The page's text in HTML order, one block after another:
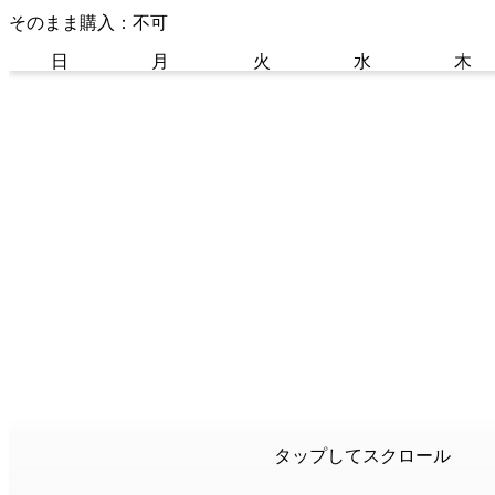
そのまま購入：不可
日 月 火 水 木
タップしてスクロール